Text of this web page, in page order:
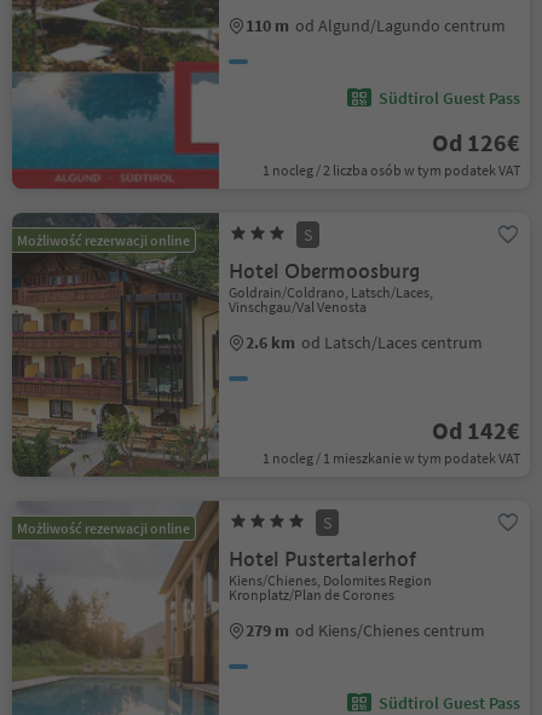
110 m od Algund/Lagundo centrum
Südtirol Guest Pass
Od 126€
1 nocleg / 2 liczba osób w tym podatek VAT
Możliwość rezerwacji online S
Hotel Obermoosburg
Goldrain/Coldrano, Latsch/Laces,
Vinschgau/Val Venosta
2.6 km od Latsch/Laces centrum
Od 142€
1 nocleg / 1 mieszkanie w tym podatek VAT
Możliwość rezerwacji online S
Hotel Pustertalerhof
Kiens/Chienes, Dolomites Region
Kronplatz/Plan de Corones
279 m od Kiens/Chienes centrum
Südtirol Guest Pass